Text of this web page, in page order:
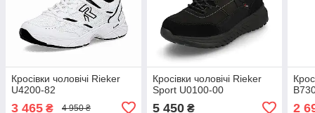
Кросівки чоловічі Rieker
U4200-82
3 465 ₴ 4 950 ₴
Кросівки чоловічі Rieker
Sport U0100-00
5 450₴ 2